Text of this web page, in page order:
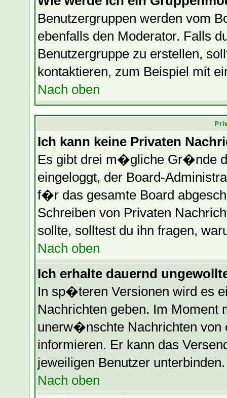
Benutzergruppen werden vom
ebenfalls den Moderator. Falls
Benutzergruppe zu erstellen,
kontaktieren, zum Beispiel mit
Nach oben
Ich kann keine Privaten
Es gibt drei m�gliche Gr�nde
eingeloggt, der Board-
f�r das gesamte Board
Schreiben von Privaten
sollte, solltest du ihn fragen,
Nach oben
Ich erhalte dauernd
In sp�teren Versionen wird es
Nachrichten geben. Im Moment
unerw�nschte Nachrichten
informieren. Er kann das
jeweiligen Benutzer unterbinden.
Nach oben